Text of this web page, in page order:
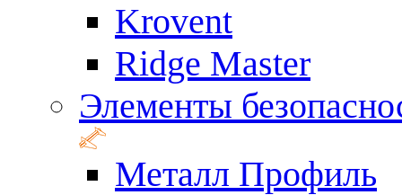
Krovent
Ridge Master
Элементы
Металл Профиль